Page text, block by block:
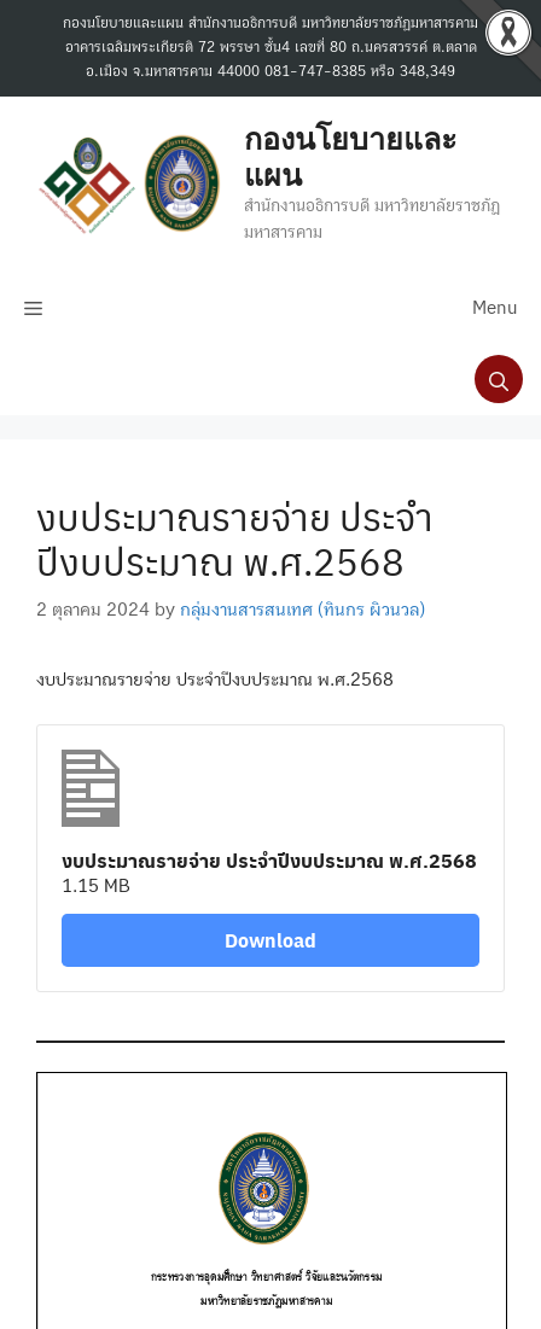
กองนโยบายและแผน สำนักงานอธิการบดี มหาวิทยาลัยราชภัฏมหาสารคาม
อาคารเฉลิมพระเกียรติ 72 พรรษา ชั้น4 เลขที่ 80 ถ.นครสวรรค์ ต.ตลาด
อ.เมือง จ.มหาสารคาม 44000 081-747-8385 หรือ 348,349
กองนโยบายและ
แผน
สำนักงานอธิการบดี มหาวิทยาลัยราชภัฏ
มหาสารคาม
Menu
งบประมาณรายจ่าย ประจำ
ปีงบประมาณ พ.ศ.2568
2 ตุลาคม 2024 by กลุ่มงานสารสนเทศ (ทินกร ผิวนวล)
งบประมาณรายจ่าย ประจำปีงบประมาณ พ.ศ.2568
งบประมาณรายจ่าย ประจำปีงบประมาณ พ.ศ.2568
1.15 MB
Download